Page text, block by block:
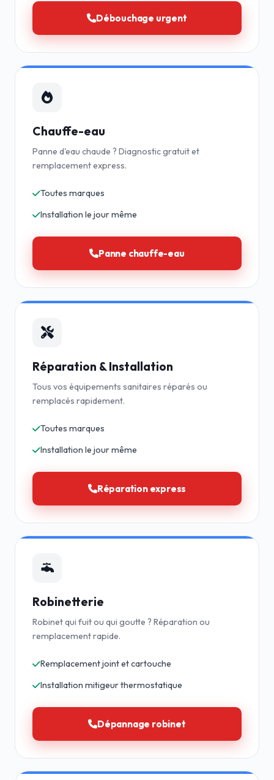
Débouchage urgent
Chauffe-eau
Panne d'eau chaude ? Diagnostic gratuit et
remplacement express.
Toutes marques
Installation le jour même
Panne chauffe-eau
Réparation & Installation
Tous vos équipements sanitaires réparés ou
remplacés rapidement.
Toutes marques
Installation le jour même
Réparation express
Robinetterie
Robinet qui fuit ou qui goutte ? Réparation ou
remplacement rapide.
Remplacement joint et cartouche
Installation mitigeur thermostatique
Dépannage robinet